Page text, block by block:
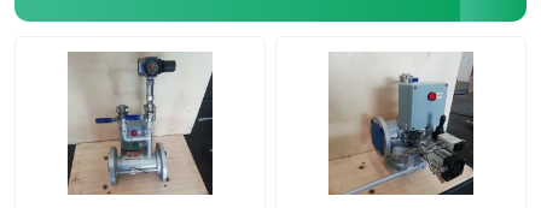
自動バッチ混合
ピグ多岐管